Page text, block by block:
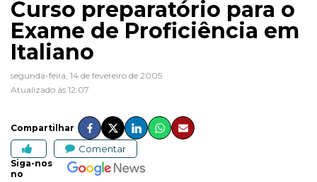
Curso preparatório para o
Exame de Proficiência em
Italiano
segunda-feira, 14 de fevereiro de 2005
Atualizado às 12:07
Compartilhar
Comentar
Siga-nos
no